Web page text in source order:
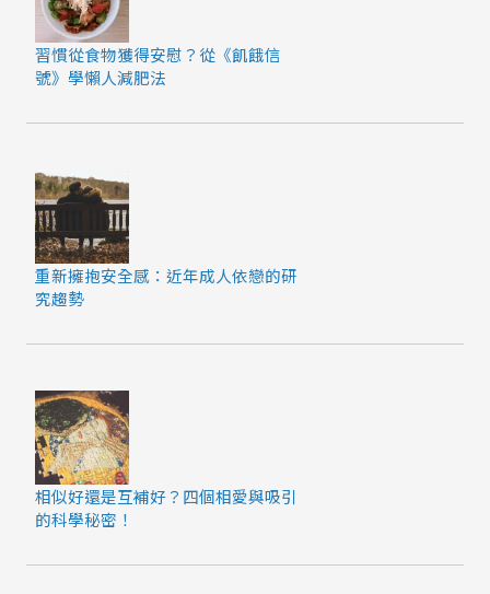
習慣從食物獲得安慰？從《飢餓信
號》學懶人減肥法
重新擁抱安全感：近年成人依戀的研
究趨勢
相似好還是互補好？四個相愛與吸引
的科學秘密！